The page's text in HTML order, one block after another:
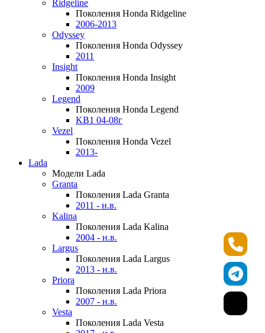
Ridgeline
Поколения Honda Ridgeline
2006-2013
Odyssey
Поколения Honda Odyssey
2011
Insight
Поколения Honda Insight
2009
Legend
Поколения Honda Legend
KB1 04-08г
Vezel
Поколения Honda Vezel
2013-
Lada
Модели Lada
Granta
Поколения Lada Granta
2011 - н.в.
Kalina
Поколения Lada Kalina
2004 - н.в.
Largus
Поколения Lada Largus
2013 - н.в.
Priora
Поколения Lada Priora
2007 - н.в.
Vesta
Поколения Lada Vesta